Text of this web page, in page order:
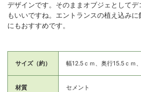
デザインです。そのままオブジェとして
もいいですね。エントランスの植え込み
にもおすすめです。
サイズ（約） 幅12.5ｃｍ、奥行15.5ｃｍ
材質 セメント